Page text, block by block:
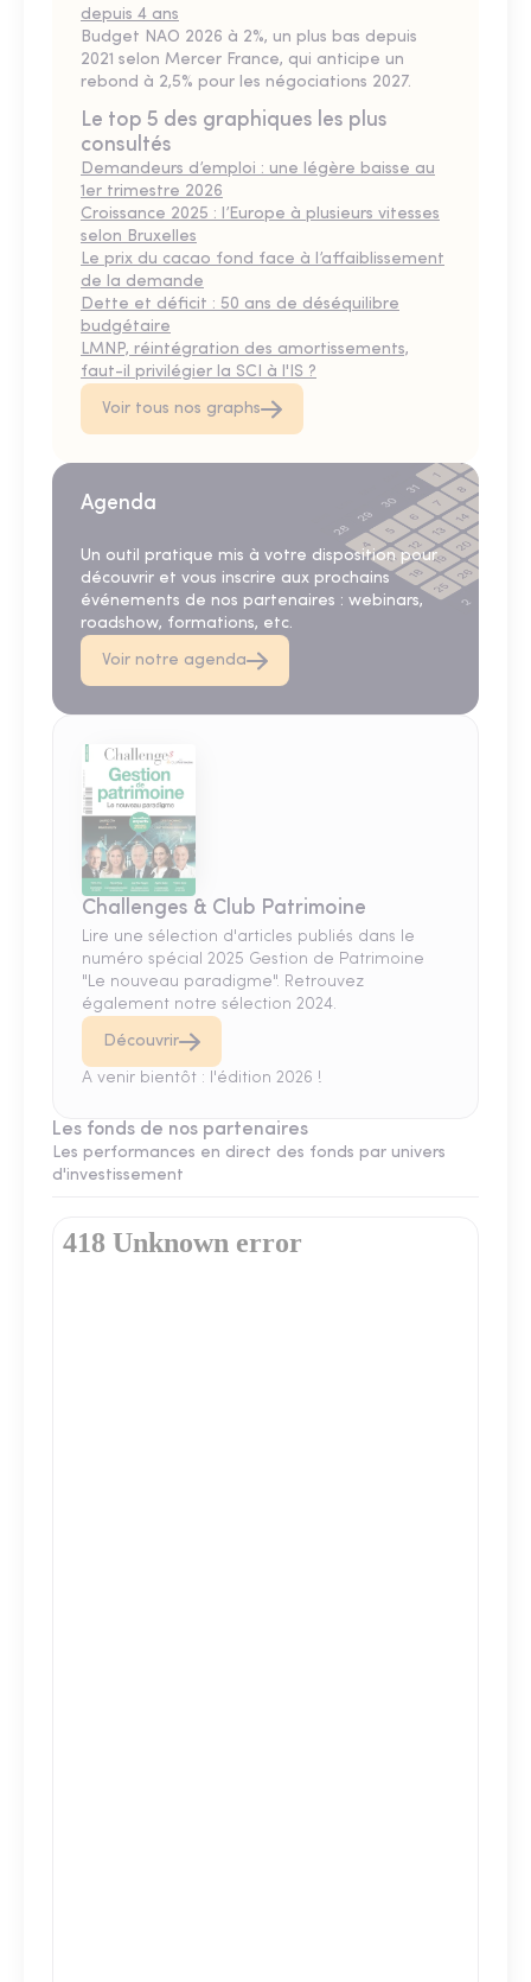
depuis 4 ans
Budget NAO 2026 à 2%, un plus bas depuis
2021 selon Mercer France, qui anticipe un
rebond à 2,5% pour les négociations 2027.
Le top 5 des graphiques les plus
consultés
Demandeurs d’emploi : une légère baisse au
1er trimestre 2026
Croissance 2025 : l’Europe à plusieurs vitesses
selon Bruxelles
Le prix du cacao fond face à l’affaiblissement
de la demande
Dette et déficit : 50 ans de déséquilibre
budgétaire
LMNP, réintégration des amortissements,
faut-il privilégier la SCI à l'IS ?
Voir tous nos graphs
Agenda
Un outil pratique mis à votre disposition pour
découvrir et vous inscrire aux prochains
événements de nos partenaires : webinars,
roadshow, formations, etc.
Voir notre agenda
Challenges & Club Patrimoine
Lire une sélection d'articles publiés dans le
numéro spécial 2025 Gestion de Patrimoine
"Le nouveau paradigme". Retrouvez
également notre sélection 2024.
Découvrir
A venir bientôt : l'édition 2026 !
Les fonds de nos partenaires
Les performances en direct des fonds par univers
d'investissement